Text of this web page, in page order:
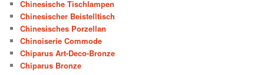
Chinesische Tischlampen
Chinesischer Beistelltisch
Chinesisches Porzellan
Chinoiserie Commode
Chiparus Art-Deco-Bronze
Chiparus Bronze